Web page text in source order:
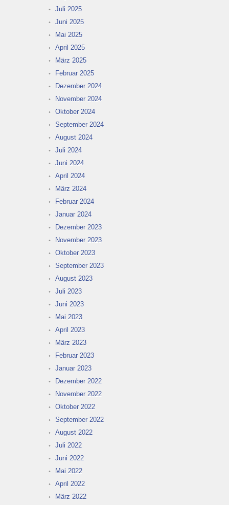
Juli 2025
Juni 2025
Mai 2025
April 2025
März 2025
Februar 2025
Dezember 2024
November 2024
Oktober 2024
September 2024
August 2024
Juli 2024
Juni 2024
April 2024
März 2024
Februar 2024
Januar 2024
Dezember 2023
November 2023
Oktober 2023
September 2023
August 2023
Juli 2023
Juni 2023
Mai 2023
April 2023
März 2023
Februar 2023
Januar 2023
Dezember 2022
November 2022
Oktober 2022
September 2022
August 2022
Juli 2022
Juni 2022
Mai 2022
April 2022
März 2022